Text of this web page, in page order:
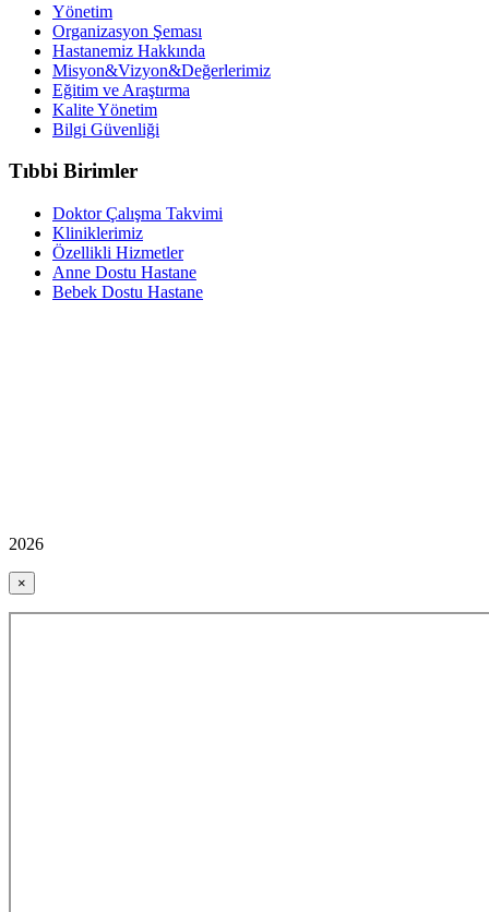
Yönetim
Organizasyon Şeması
Hastanemiz Hakkında
Misyon&Vizyon&Değerlerimiz
Eğitim ve Araştırma
Kalite Yönetim
Bilgi Güvenliği
Tıbbi Birimler
Doktor Çalışma Takvimi
Kliniklerimiz
Özellikli Hizmetler
Anne Dostu Hastane
Bebek Dostu Hastane
2026
×